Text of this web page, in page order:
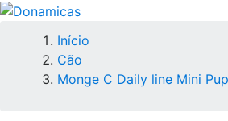
Início
Cão
Monge C Daily line Mini